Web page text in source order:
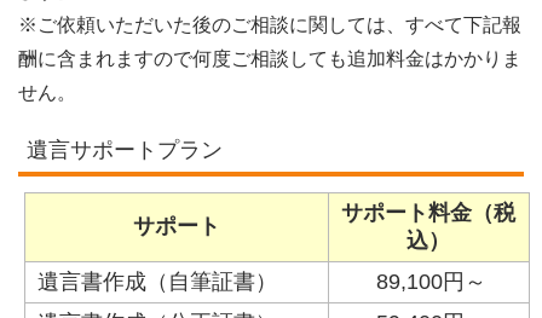
※ご依頼いただいた後のご相談に関しては、すべて下記報
酬に含まれますので何度ご相談しても追加料金はかかりま
せん。
遺言サポートプラン
サポート
サポート料金（税
込）
遺言書作成（自筆証書）
89,100円～